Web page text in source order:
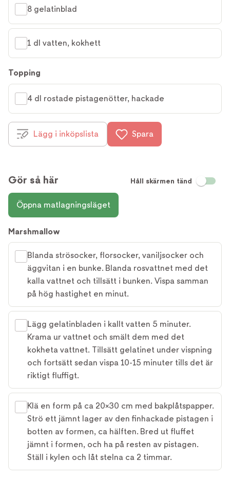
8 gelatinblad
1 dl vatten, kokhett
Topping
4 dl rostade pistagenötter, hackade
Lägg i inköpslista Spara
Gör så här Håll skärmen tänd
Öppna matlagningsläget
Marshmallow
Blanda strösocker, florsocker, vaniljsocker och
äggvitan i en bunke. Blanda rosvattnet med det
kalla vattnet och tillsätt i bunken. Vispa samman
på hög hastighet en minut.
Lägg gelatinbladen i kallt vatten 5 minuter.
Krama ur vattnet och smält dem med det
kokheta vattnet. Tillsätt gelatinet under vispning
och fortsätt sedan vispa 10-15 minuter tills det är
riktigt fluffigt.
Klä en form på ca 20×30 cm med bakplåtspapper.
Strö ett jämnt lager av den finhackade pistagen i
botten av formen, ca hälften. Bred ut fluffet
jämnt i formen, och ha på resten av pistagen.
Ställ i kylen och låt stelna ca 2 timmar.